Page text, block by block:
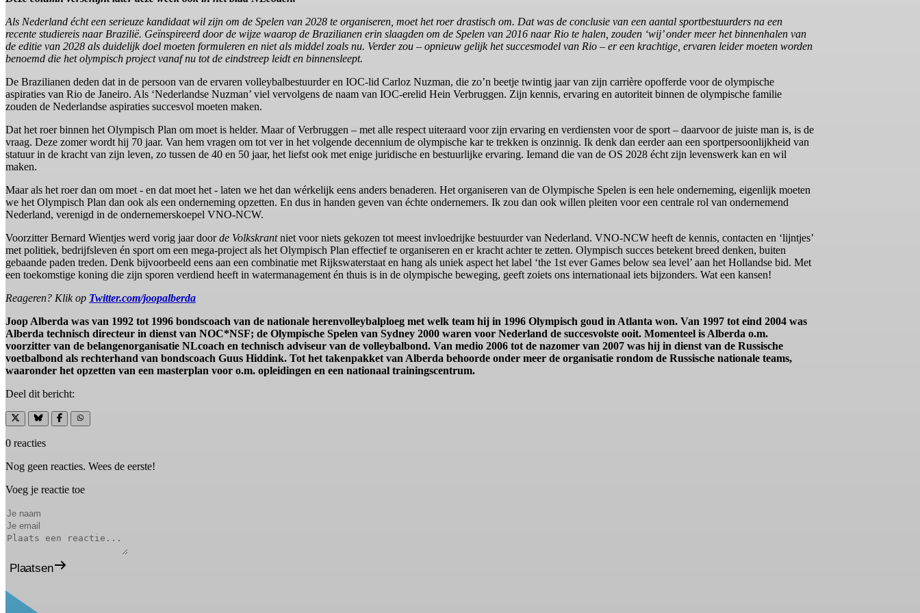
Als Nederland écht een serieuze kandidaat wil zijn om de Spelen van 2028 te organiseren, moet het roer drastisch om. Dat was de conclusie van een aantal sportbestuurders na een
recente studiereis naar Brazilië. Geïnspireerd door de wijze waarop de Brazilianen erin slaagden om de Spelen van 2016 naar Rio te halen, zouden ‘wij’ onder meer het binnenhalen van
de editie van 2028 als duidelijk doel moeten formuleren en niet als middel zoals nu. Verder zou – opnieuw gelijk het succesmodel van Rio – er een krachtige, ervaren leider moeten worden
benoemd die het olympisch project vanaf nu tot de eindstreep leidt en binnensleept.
De Brazilianen deden dat in de persoon van de ervaren volleybalbestuurder en IOC-lid Carloz Nuzman, die zo’n beetje twintig jaar van zijn carrière opofferde voor de olympische
aspiraties van Rio de Janeiro. Als ‘Nederlandse Nuzman’ viel vervolgens de naam van IOC-erelid Hein Verbruggen. Zijn kennis, ervaring en autoriteit binnen de olympische familie
zouden de Nederlandse aspiraties succesvol moeten maken.
Dat het roer binnen het Olympisch Plan om moet is helder. Maar of Verbruggen – met alle respect uiteraard voor zijn ervaring en verdiensten voor de sport – daarvoor de juiste man is, is de
vraag. Deze zomer wordt hij 70 jaar. Van hem vragen om tot ver in het volgende decennium de olympische kar te trekken is onzinnig. Ik denk dan eerder aan een sportpersoonlijkheid van
statuur in de kracht van zijn leven, zo tussen de 40 en 50 jaar, het liefst ook met enige juridische en bestuurlijke ervaring. Iemand die van de OS 2028 écht zijn levenswerk kan en wil
maken.
Maar als het roer dan om moet - en dat moet het - laten we het dan wérkelijk eens anders benaderen. Het organiseren van de Olympische Spelen is een hele onderneming, eigenlijk moeten
we het Olympisch Plan dan ook als een onderneming opzetten. En dus in handen geven van échte ondernemers. Ik zou dan ook willen pleiten voor een centrale rol van ondernemend
Nederland, verenigd in de ondernemerskoepel VNO-NCW.
Voorzitter Bernard Wientjes werd vorig jaar doorde Volkskrantniet voor niets gekozen tot meest invloedrijke bestuurder van Nederland. VNO-NCW heeft de kennis, contacten en ‘lijntjes’
met politiek, bedrijfsleven én sport om een mega-project als het Olympisch Plan effectief te organiseren en er kracht achter te zetten. Olympisch succes betekent breed denken, buiten
gebaande paden treden. Denk bijvoorbeeld eens aan een combinatie met Rijkswaterstaat en hang als uniek aspect het label ‘the 1st ever Games below sea level’ aan het Hollandse bid. Met
een toekomstige koning die zijn sporen verdiend heeft in watermanagement én thuis is in de olympische beweging, geeft zoiets ons internationaal iets bijzonders. Wat een kansen!
Reageren? Klik op Twitter.com/joopalberda
Joop Alberda was van 1992 tot 1996 bondscoach van de nationale herenvolleybalploeg met welk team hij in 1996 Olympisch goud in Atlanta won. Van 1997 tot eind 2004 was
Alberda technisch directeur in dienst van NOC*NSF; de Olympische Spelen van Sydney 2000 waren voor Nederland de succesvolste ooit. Momenteel is Alberda o.m.
voorzitter van de belangenorganisatie NLcoach en technisch adviseur van de volleybalbond. Van medio 2006 tot de nazomer van 2007 was hij in dienst van de Russische
voetbalbond als rechterhand van bondscoach Guus Hiddink. Tot het takenpakket van Alberda behoorde onder meer de organisatie rondom de Russische nationale teams,
waaronder het opzetten van een masterplan voor o.m. opleidingen en een nationaal trainingscentrum.
Deel dit bericht:
0 reacties
Nog geen reacties. Wees de eerste!
Voeg je reactie toe
Plaatsen